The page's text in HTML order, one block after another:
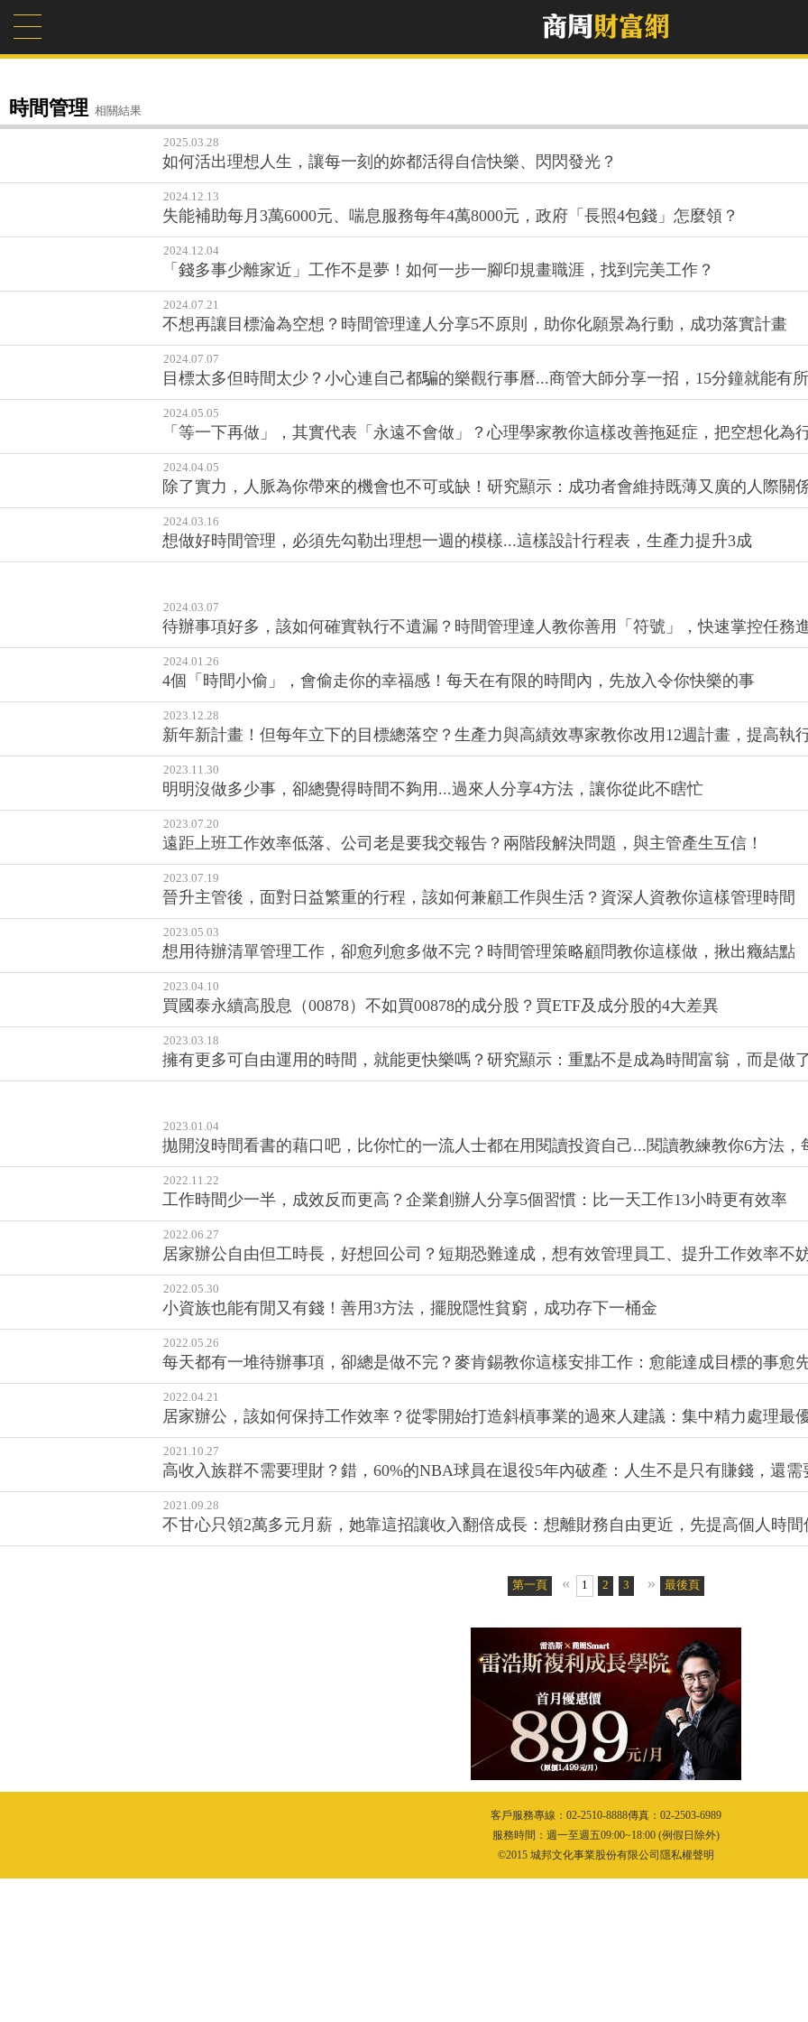
時間管理 相關結果
2025.03.28
如何活出理想人生，讓每一刻的妳都活得自信快樂、閃閃發光？
2024.12.13
失能補助每月3萬6000元、喘息服務每年4萬8000元，政府「長照4包錢」怎麼領？
2024.12.04
「錢多事少離家近」工作不是夢！如何一步一腳印規畫職涯，找到完美工作？
2024.07.21
不想再讓目標淪為空想？時間管理達人分享5不原則，助你化願景為行動，成功落實計畫
2024.07.07
目標太多但時間太少？小心連自己都騙的樂觀行事曆...商管大師分享一招，15分鐘就能有
2024.05.05
「等一下再做」，其實代表「永遠不會做」？心理學家教你這樣改善拖延症，把空想化為
2024.04.05
2024.03.16
想做好時間管理，必須先勾勒出理想一週的模樣...這樣設計行程表，生產力提升3成
2024.03.07
待辦事項好多，該如何確實執行不遺漏？時間管理達人教你善用「符號」，快速掌控任務
4個「時間小偷」，會偷走你的幸福感！每天在有限的時間內，先放入令你快樂的事
新年新計畫！但每年立下的目標總落空？生產力與高績效專家教你改用12週計畫，提高執
明明沒做多少事，卻總覺得時間不夠用...過來人分享4方法，讓你從此不瞎忙
遠距上班工作效率低落、公司老是要我交報告？兩階段解決問題，與主管產生互信！
2023.05.03
想用待辦清單管理工作，卻愈列愈多做不完？時間管理策略顧問教你這樣做，揪出癥結點
2023.04.10
買國泰永續高股息（00878）不如買00878的成分股？買ETF及成分股的4大差異
2023.03.18
擁有更多可自由運用的時間，就能更快樂嗎？研究顯示：重點不是成為時間富翁，而是做
拋開沒時間看書的藉口吧，比你忙的一流人士都在用閱讀投資自己...閱讀教練教你6方法，
工作時間少一半，成效反而更高？企業創辦人分享5個習慣：比一天工作13小時更有效率
居家辦公自由但工時長，好想回公司？短期恐難達成，想有效管理員工、提升工作效率不
小資族也能有閒又有錢！善用3方法，擺脫隱性貧窮，成功存下一桶金
高收入族群不需要理財？錯，60%的NBA球員在退役5年內破產：人生不是只有賺錢，還
不甘心只領2萬多元月薪，她靠這招讓收入翻倍成長：想離財務自由更近，先提高個人時
第一頁 « 1 2 3 4» 最後頁